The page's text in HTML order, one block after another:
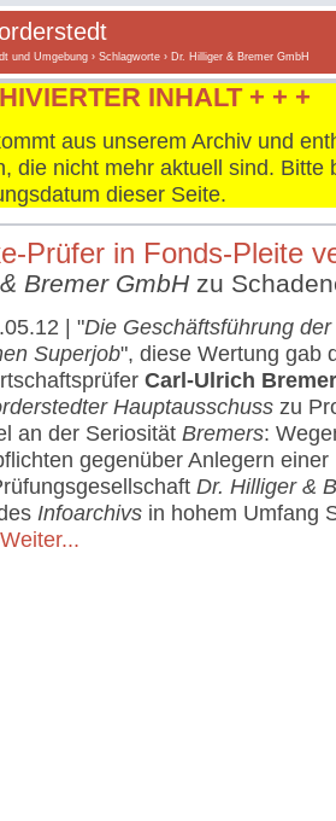
und Umgebung › Schlagworte › Dr. Hilliger & Bremer GmbH
INHALT + + +
aus unserem Archiv und
die nicht mehr aktuell sind. Bitte
dieser Seite.
Prüfer in Fonds-Pleite
Bremer GmbH zu
| "Die Geschäftsführung
Superjob", diese Wertung gab
Carl-Ulrich Bremer
Hauptausschuss zu
an der Seriosität Bremers:
gegenüber Anlegern
Dr. Hilliger &
Infoarchivs in hohem Umfang